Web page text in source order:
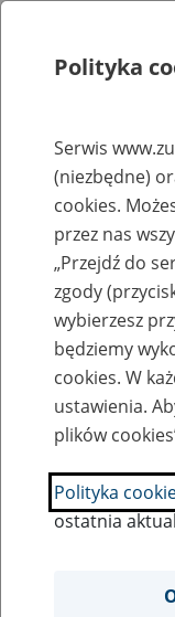
Rejestry, ewidencje i archiwa
Baza
Nazwa zakładu pracy:
SZUKAJ
Polityka
Serwis
(niezbędne)
cookies.
przez nas
„Przejdź do
zgody
wybierzesz
będziemy
cookies. W
ustawienia.
plików
Polityka
ostatnia